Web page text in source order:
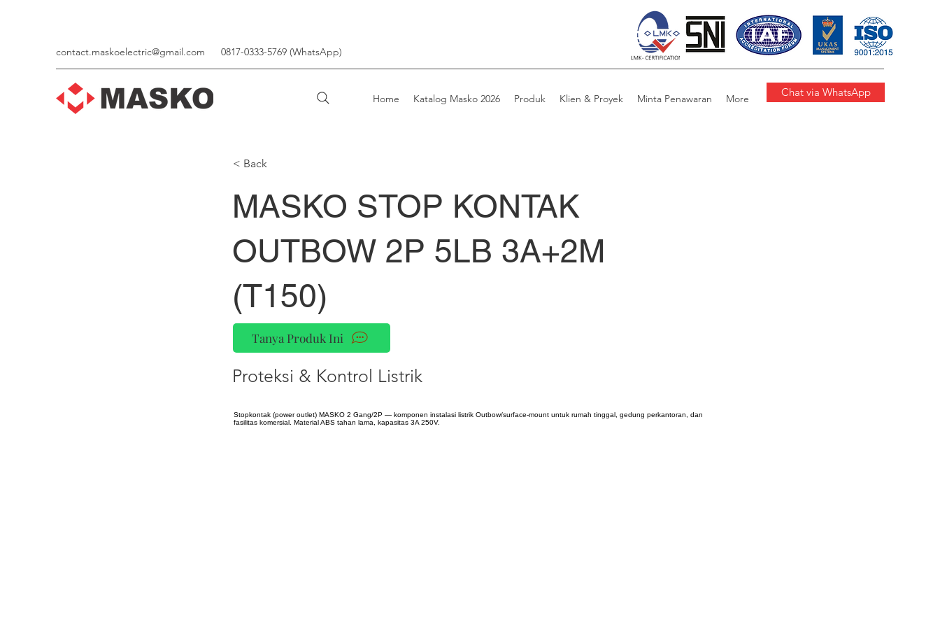
contact.maskoelectric@gmail.com 0817-0333-5769 (WhatsApp)
Home Katalog Masko 2026 Produk Klien & Proyek Minta Penawaran More Chat via WhatsApp
< Back
MASKO STOP KONTAK
OUTBOW 2P 5LB 3A+2M
(T150)
Tanya Produk Ini
Proteksi & Kontrol Listrik
Stopkontak (power outlet) MASKO 2 Gang/2P — komponen instalasi listrik Outbow/surface-mount untuk rumah tinggal, gedung perkantoran, dan
fasilitas komersial. Material ABS tahan lama, kapasitas 3A 250V.